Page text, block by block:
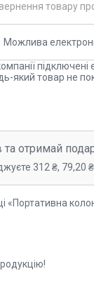
товару
який товар не
отримай
312 ₴, 79,20